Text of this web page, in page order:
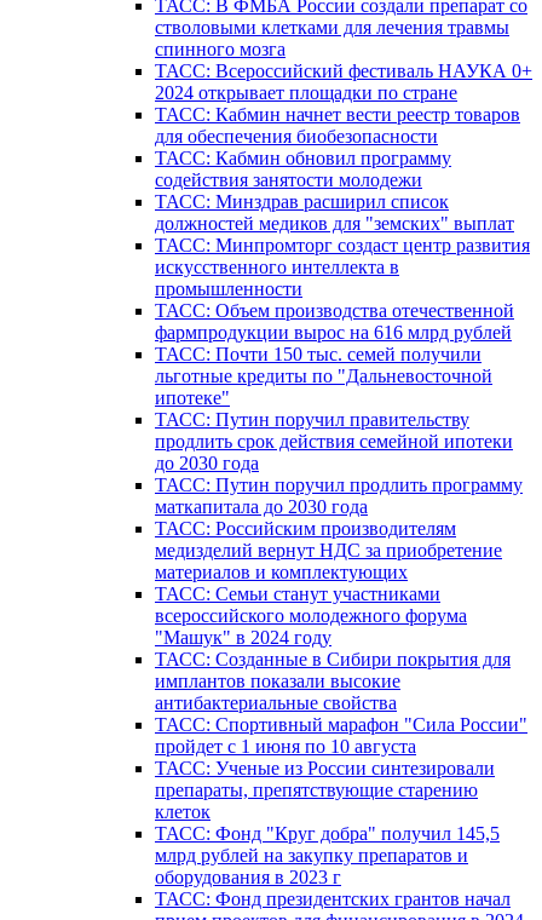
ТАСС: В ФМБА России создали препарат со
стволовыми клетками для лечения травмы
спинного мозга
ТАСС: Всероссийский фестиваль НАУКА 0+
2024 открывает площадки по стране
ТАСС: Кабмин начнет вести реестр товаров
для обеспечения биобезопасности
ТАСС: Кабмин обновил программу
содействия занятости молодежи
ТАСС: Минздрав расширил список
должностей медиков для "земских" выплат
ТАСС: Минпромторг создаст центр развития
искусственного интеллекта в
промышленности
ТАСС: Объем производства отечественной
фармпродукции вырос на 616 млрд рублей
ТАСС: Почти 150 тыс. семей получили
льготные кредиты по "Дальневосточной
ипотеке"
ТАСС: Путин поручил правительству
продлить срок действия семейной ипотеки
до 2030 года
ТАСС: Путин поручил продлить программу
маткапитала до 2030 года
ТАСС: Российским производителям
медизделий вернут НДС за приобретение
материалов и комплектующих
ТАСС: Семьи станут участниками
всероссийского молодежного форума
"Машук" в 2024 году
ТАСС: Созданные в Сибири покрытия для
имплантов показали высокие
антибактериальные свойства
ТАСС: Спортивный марафон "Сила России"
пройдет с 1 июня по 10 августа
ТАСС: Ученые из России синтезировали
препараты, препятствующие старению
клеток
ТАСС: Фонд "Круг добра" получил 145,5
млрд рублей на закупку препаратов и
оборудования в 2023 г
ТАСС: Фонд президентских грантов начал